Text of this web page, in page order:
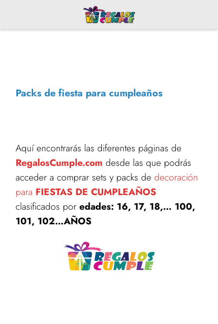
Packs de fiesta para cumpleaños
Aquí encontrarás las diferentes páginas de
RegalosCumple.com desde las que podrás
acceder a comprar sets y packs de decoración
para FIESTAS DE CUMPLEAÑOS
clasificados por edades: 16, 17, 18,… 100,
101, 102…AÑOS